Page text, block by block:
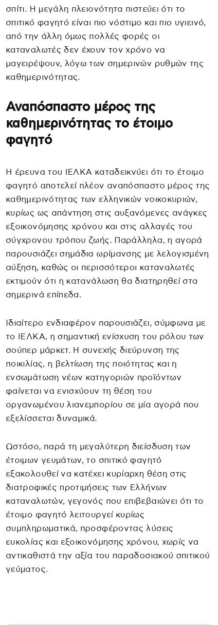
σπίτι. Η μεγάλη πλειονότητα πιστεύει ότι το
σπιτικό φαγητό είναι πιο νόστιμο και πιο υγιεινό,
από την άλλη όμως πολλές φορές οι
καταναλωτές δεν έχουν τον χρόνο να
μαγειρέψουν, λόγω των σημερινών ρυθμών της
καθημερινότητας.
Αναπόσπαστο μέρος της
καθημερινότητας το έτοιμο
φαγητό
Η έρευνα του ΙΕΛΚΑ καταδεικνύει ότι το έτοιμο
φαγητό αποτελεί πλέον αναπόσπαστο μέρος της
καθημερινότητας των ελληνικών νοικοκυριών,
κυρίως ως απάντηση στις αυξανόμενες ανάγκες
εξοικονόμησης χρόνου και στις αλλαγές του
σύγχρονου τρόπου ζωής. Παράλληλα, η αγορά
παρουσιάζει σημάδια ωρίμανσης με λελογισμένη
αύξηση, καθώς οι περισσότεροι καταναλωτές
εκτιμούν ότι η κατανάλωση θα διατηρηθεί στα
σημερινά επίπεδα.
Ιδιαίτερο ενδιαφέρον παρουσιάζει, σύμφωνα με
το ΙΕΛΚΑ, η σημαντική ενίσχυση του ρόλου των
σούπερ μάρκετ. Η συνεχής διεύρυνση της
ποικιλίας, η βελτίωση της ποιότητας και η
ενσωμάτωση νέων κατηγοριών προϊόντων
φαίνεται να ενισχύουν τη θέση του
οργανωμένου λιανεμπορίου σε μία αγορά που
εξελίσσεται δυναμικά.
Ωστόσο, παρά τη μεγαλύτερη διείσδυση των
έτοιμων γευμάτων, το σπιτικό φαγητό
εξακολουθεί να κατέχει κυρίαρχη θέση στις
διατροφικές προτιμήσεις των Ελλήνων
καταναλωτών, γεγονός που επιβεβαιώνει ότι το
έτοιμο φαγητό λειτουργεί κυρίως
συμπληρωματικά, προσφέροντας λύσεις
ευκολίας και εξοικονόμησης χρόνου, χωρίς να
αντικαθιστά την αξία του παραδοσιακού σπιτικού
γεύματος.